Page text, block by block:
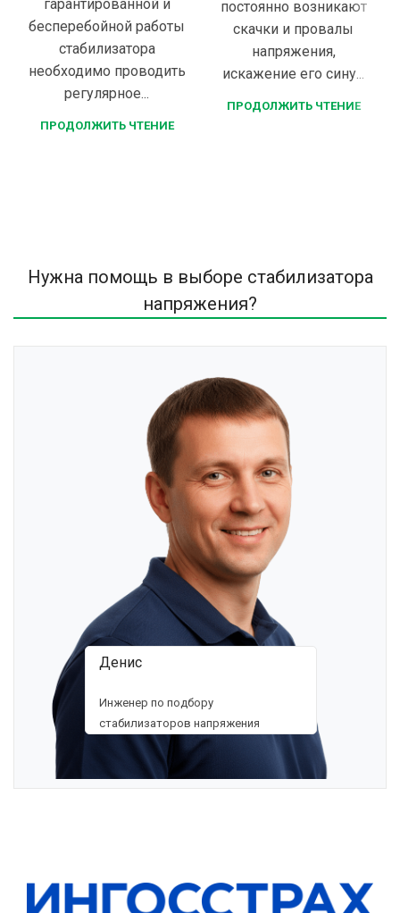
гарантированной и
бесперебойной работы
стабилизатора
необходимо проводить
регулярное...
ПРОДОЛЖИТЬ ЧТЕНИЕ
постоянно возникают
скачки и провалы
напряжения,
искажение его сину...
ПРОДОЛЖИТЬ ЧТЕНИЕ
Нужна помощь в выборе стабилизатора
напряжения?
Денис
Инженер по подбору
стабилизаторов напряжения